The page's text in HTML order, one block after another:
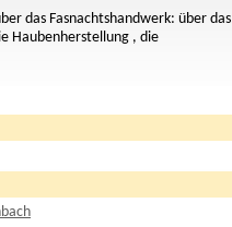
das Fasnachtshandwerk: über das
Haubenherstellung , die